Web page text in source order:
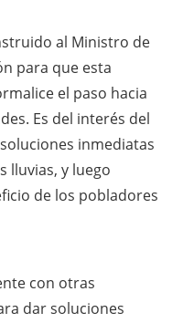
al Ministro de
para que esta
el paso hacia
Es del interés del
inmediatas
lluvias, y luego
de los pobladores
con otras
dar soluciones